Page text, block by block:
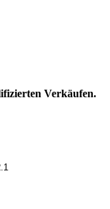
Verkäufen.